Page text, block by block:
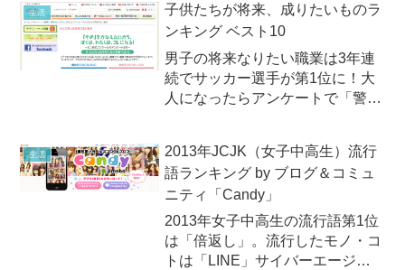
プー・コンディショナー・トリー
トメント」の人気ランキングを発
生活
子供たちが将来、成りたいものラ
ンキング ベスト10
男子の将来なりたい職業は3年連
続でサッカー選手が第1位に！大
人になったらアンケートで「警察
調査第一生命保険は2013年7月5
日（金）、全国の幼児・児童を対
象としたアンケート「大人に...
生活
2013年JCJK（女子中高生）流行
語ランキング by ブログ＆コミュ
ニティ「Candy」
2013年女子中高生の流行語第1位
は「倍返し」。流行したモノ・コ
トは「LINE」サイバーエージェ